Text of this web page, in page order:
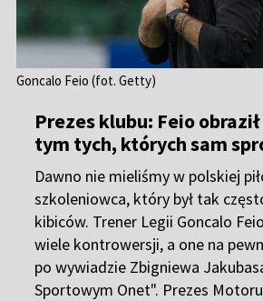
Dawno nie mieliśmy w polskiej
szkoleniowca, który był tak
kibiców. Trener Legii
Goncalo Feio
wiele kontrowersji, a one na
Sportowym Onet". Prezes Motoru
kulisy odejścia Portugalczyka z
meczu ze Stalą Rzeszów złożył
okazji obrażając piłkarzy,
sam sprowadził.